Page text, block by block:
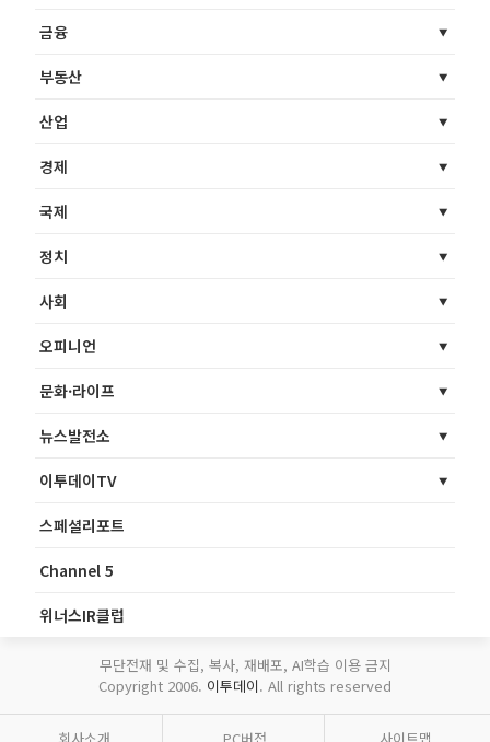
금융
부동산
산업
경제
국제
정치
사회
오피니언
문화·라이프
뉴스발전소
이투데이TV
스페셜리포트
Channel 5
위너스IR클럽
무단전재 및 수집, 복사, 재배포, AI학습 이용 금지
Copyright 2006. 이투데이. All rights reserved